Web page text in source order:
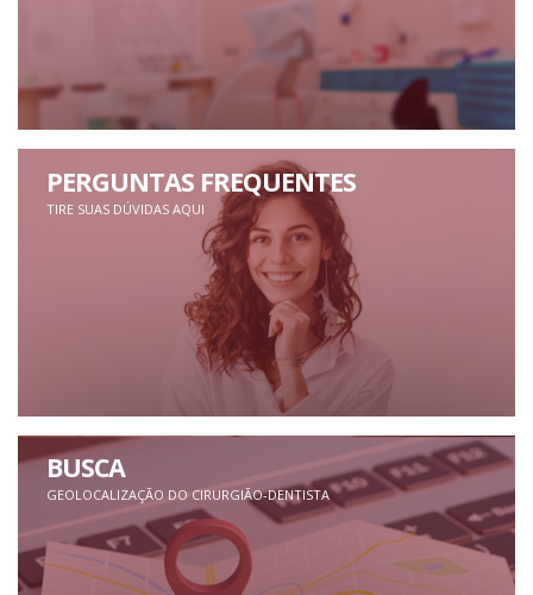
PERGUNTAS FREQUENTES
TIRE SUAS DÚVIDAS AQUI
BUSCA
GEOLOCALIZAÇÃO DO CIRURGIÃO-DENTISTA